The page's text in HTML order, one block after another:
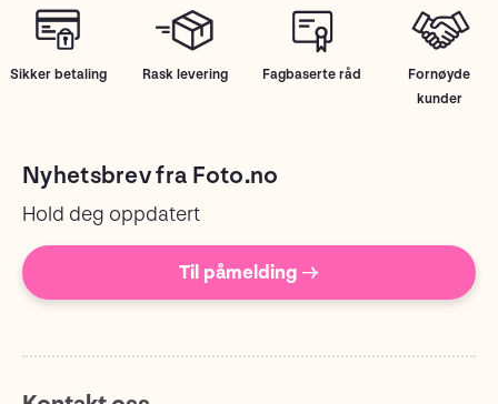
Sikker betaling Rask levering Fagbaserte råd
Fornøyde
kunder
Nyhetsbrev fra Foto.no
Hold deg oppdatert
Til påmelding →